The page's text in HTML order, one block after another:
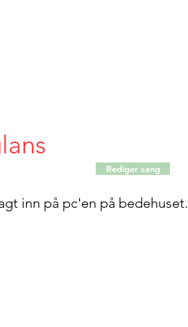
Rediger sang
inn på pc'en på bedehuset.